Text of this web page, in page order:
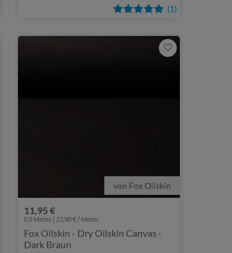
(1)
von Fox Oilskin
11,95 €
0,5 Meter | 23,90 € / Meter
Fox Oilskin - Dry Oilskin Canvas -
Dark Braun